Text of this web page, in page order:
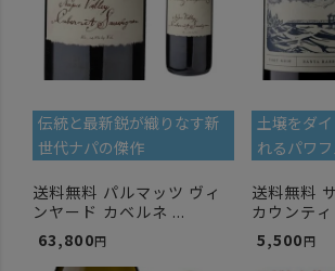
伝統と最新鋭が織りなす新
世代ナパの傑作
送料無料 パルマッツ ヴィ
ンヤード カベルネ ...
63,800
土壌をダ
れるパワ
送料無料
カウンテ
5,500